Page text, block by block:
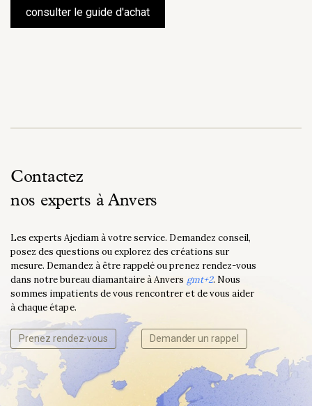
consulter le guide d'achat
Contactez
nos experts à Anvers
Les experts Ajediam à votre service. Demandez conseil,
posez des questions ou explorez des créations sur
mesure. Demandez à être rappelé ou prenez rendez-vous
dans notre bureau diamantaire à Anvers gmt+2. Nous
sommes impatients de vous rencontrer et de vous aider
à chaque étape.
Prenez rendez-vous Demander un rappel